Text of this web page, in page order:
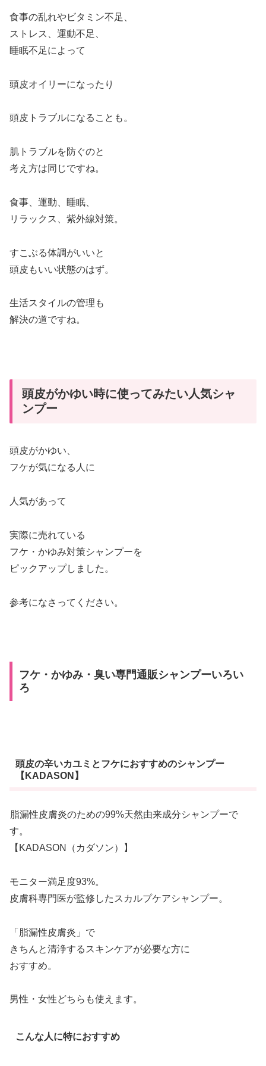
食事の乱れやビタミン不足、
ストレス、運動不足、
睡眠不足によって
頭皮オイリーになったり
頭皮トラブルになることも。
肌トラブルを防ぐのと
考え方は同じですね。
食事、運動、睡眠、
リラックス、紫外線対策。
すこぶる体調がいいと
頭皮もいい状態のはず。
生活スタイルの管理も
解決の道ですね。
頭皮がかゆい時に使ってみたい人気シャ
ンプー
頭皮がかゆい、
フケが気になる人に
人気があって
実際に売れている
フケ・かゆみ対策シャンプーを
ピックアップしました。
参考になさってください。
フケ・かゆみ・臭い専門通販シャンプーいろい
ろ
頭皮の辛いカユミとフケにおすすめのシャンプー
【KADASON】
脂漏性皮膚炎のための99%天然由来成分シャンプーで
す。
【KADASON（カダソン）】
モニター満足度93%。
皮膚科専門医が監修したスカルプケアシャンプー。
「脂漏性皮膚炎」で
きちんと清浄するスキンケアが必要な方に
おすすめ。
男性・女性どちらも使えます。
こんな人に特におすすめ